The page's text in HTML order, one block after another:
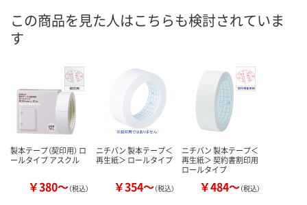
この商品を見た人はこちらも検討されていま
す
製本テープ（契印用） ロ
ールタイプ アスクル
￥380～（税込）
ニチバン 製本テープ＜
再生紙＞ ロールタイプ
￥354～（税込）
ニチバン 製本テープ＜
再生紙＞ 契約書割印用
ロールタイプ
￥484～（税込）